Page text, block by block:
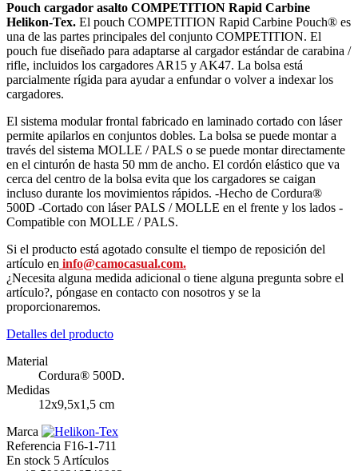
Pouch cargador asalto COMPETITION Rapid Carbine
Helikon-Tex. El pouch COMPETITION Rapid Carbine Pouch® es
una de las partes principales del conjunto COMPETITION. El
pouch fue diseñado para adaptarse al cargador estándar de carabina /
rifle, incluidos los cargadores AR15 y AK47. La bolsa está
parcialmente rígida para ayudar a enfundar o volver a indexar los
cargadores.
El sistema modular frontal fabricado en laminado cortado con láser
permite apilarlos en conjuntos dobles. La bolsa se puede montar a
través del sistema MOLLE / PALS o se puede montar directamente
en el cinturón de hasta 50 mm de ancho. El cordón elástico que va
cerca del centro de la bolsa evita que los cargadores se caigan
incluso durante los movimientos rápidos. -Hecho de Cordura®
500D -Cortado con láser PALS / MOLLE en el frente y los lados -
Compatible con MOLLE / PALS.
Si el producto está agotado consulte el tiempo de reposición del
artículo en info@camocasual.com.
¿Necesita alguna medida adicional o tiene alguna pregunta sobre el
artículo?, póngase en contacto con nosotros y se la
proporcionaremos.
Detalles del producto
Material
Cordura® 500D.
Medidas
12x9,5x1,5 cm
Marca
Referencia F16-1-711
En stock 5 Artículos